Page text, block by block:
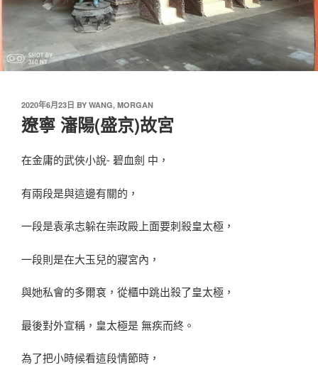
2020年6月23日 BY WANG, MORGAN
遼寧 瀋陽(盛京)故宮
在金庸的武俠小說- 碧血劍 中，
有兩段是與這邊有關的，
一段是袁承志躲在崇政殿上面要刺殺皇太極，
一段則是在大玉兒的寢宮內，
與她私會的多爾袞，從櫃中跳出殺了皇太極，
最後對外宣稱，皇太極是 無疾而終。
為了把小時候看這段情節時，